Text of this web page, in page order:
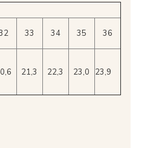
33 34 35 36
21,3 22,3 23,0 23,9